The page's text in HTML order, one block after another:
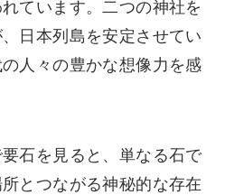
ています。二つの神社を
日本列島を安定させてい
人々の豊かな想像力を感
石を見ると、単なる石で
とつながる神秘的な存在